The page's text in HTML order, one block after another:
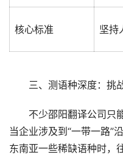
核心标准 坚持
三、测语种深度：挑
不少邵阳翻译公司只能
当企业涉及到“一带一路”
东南亚一些稀缺语种时，